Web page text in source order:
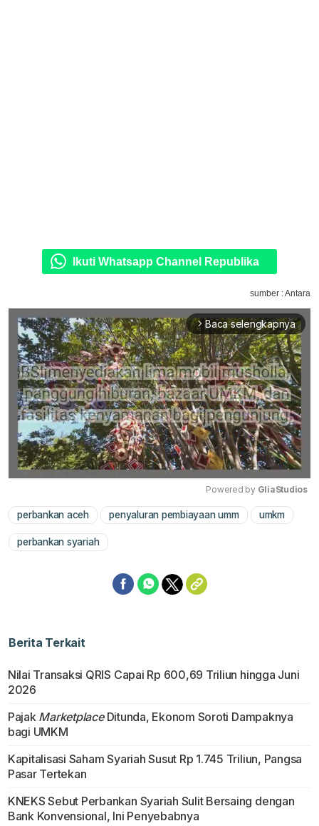
Ikuti Whatsapp Channel Republika
sumber : Antara
arrow_forward_ios Baca selengkapnya
Mute
Powered by GliaStudios
perbankan aceh penyaluran pembiayaan umm umkm
perbankan syariah
Berita Terkait
Nilai Transaksi QRIS Capai Rp 600,69 Triliun hingga Juni
2026
Pajak MarketplaceDitunda, Ekonom Soroti Dampaknya
bagi UMKM
Kapitalisasi Saham Syariah Susut Rp 1.745 Triliun, Pangsa
Pasar Tertekan
KNEKS Sebut Perbankan Syariah Sulit Bersaing dengan
Bank Konvensional, Ini Penyebabnya